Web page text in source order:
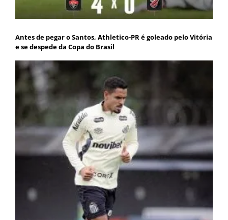
Antes de pegar o Santos, Athletico-PR é goleado pelo Vitória
e se despede da Copa do Brasil